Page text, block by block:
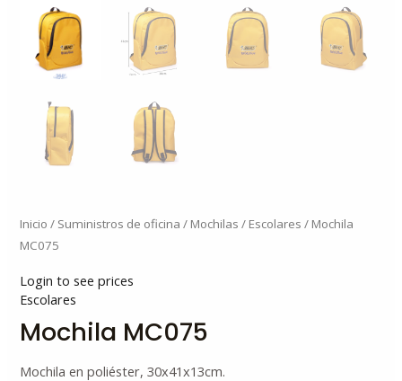
Inicio / Suministros de oficina / Mochilas / Escolares / Mochila
MC075
Login to see prices
Escolares
Mochila MC075
Mochila en poliéster, 30x41x13cm.